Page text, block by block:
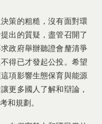
策的粗糙，沒有面對環
出的質疑，盡管召開了
政府舉辦聽證會釐清爭
得已才發起公投。希望
項影響生態保育與能源
更多國人了解和辯論，
和規劃。